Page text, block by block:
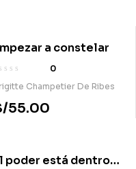
a constelar
0
Champetier De Ribes
55.00
poder está dentro